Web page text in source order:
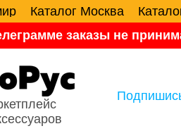
Каталог Москва
заказы не